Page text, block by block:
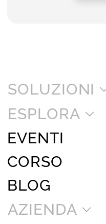
SOLUZIONI
ESPLORA
EVENTI
CORSO
BLOG
AZIENDA